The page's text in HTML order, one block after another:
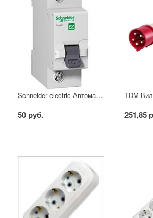
Schneider electric Автоматический выключатель 1/40А
50 руб. 251,85